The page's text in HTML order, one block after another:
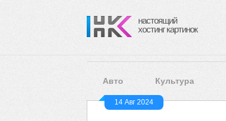
настоящий
хостинг картинок
Авто Культура
14 Авг 2024